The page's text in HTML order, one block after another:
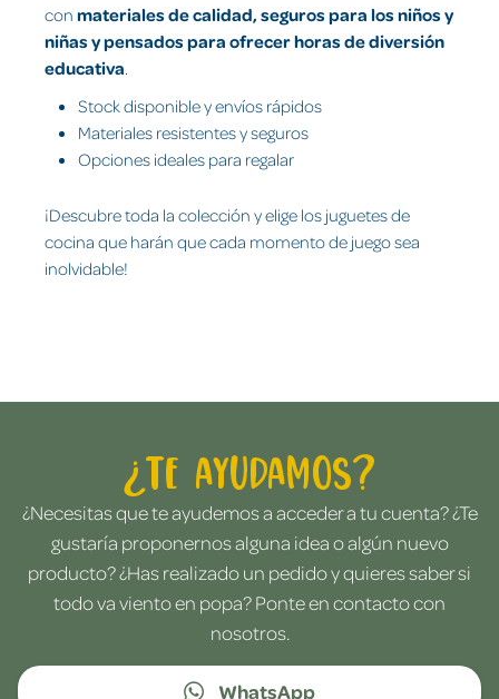
con materiales de calidad, seguros para los niños y
niñas y pensados para ofrecer horas de diversión
educativa
Stock disponible y envíos rápidos
Materiales resistentes y seguros
Opciones ideales para regalar
¡Descubre toda la colección y elige los juguetes de
cocina que harán que cada momento de juego sea
inolvidable!
¿Te ayudamos?
¿Necesitas que te ayudemos a acceder a tu cuenta? ¿Te
gustaría proponernos alguna idea o algún nuevo
producto? ¿Has realizado un pedido y quieres saber si
todo va viento en popa? Ponte en contacto con
nosotros.
WhatsApp